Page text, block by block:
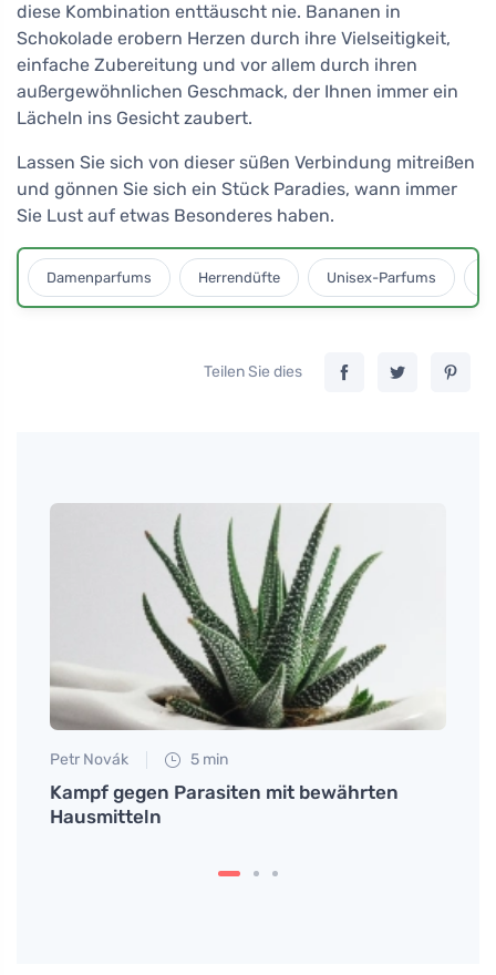
diese Kombination enttäuscht nie. Bananen in
Schokolade erobern Herzen durch ihre Vielseitigkeit,
einfache Zubereitung und vor allem durch ihren
außergewöhnlichen Geschmack, der Ihnen immer ein
Lächeln ins Gesicht zaubert.
Lassen Sie sich von dieser süßen Verbindung mitreißen
und gönnen Sie sich ein Stück Paradies, wann immer
Sie Lust auf etwas Besonderes haben.
Damenparfums Herrendüfte Unisex-Parfums
Teilen Sie dies
Petr Novák 5 min
Kampf gegen Parasiten mit bewährten
Hausmitteln